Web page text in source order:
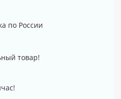
по России
товар!